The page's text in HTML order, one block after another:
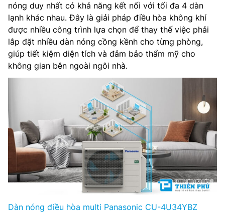
nóng duy nhất có khả năng kết nối với tối đa 4 dàn
lạnh khác nhau. Đây là giải pháp điều hòa không khí
được nhiều công trình lựa chọn để thay thế việc phải
lắp đặt nhiều dàn nóng cồng kềnh cho từng phòng,
giúp tiết kiệm diện tích và đảm bảo thẩm mỹ cho
không gian bên ngoài ngôi nhà.
Dàn nóng điều hòa multi Panasonic CU-4U34YBZ